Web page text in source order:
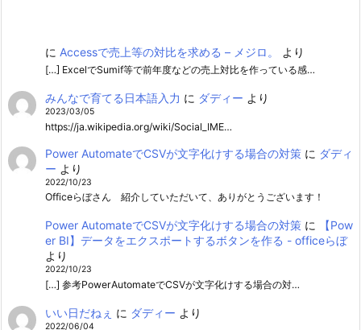
に Accessで売上等の対比を求める – メジロ。 より
[…] ExcelでSumif等で前年度などの売上対比を作っている感…
みんなで育てる日本語入力 に ダディー より
2023/03/05
https://ja.wikipedia.org/wiki/Social_IME…
Power AutomateでCSVが文字化けする場合の対策に ダディ
ー より
2022/10/23
Officeらぼさん 紹介していただいて、ありがとうございます！
Power AutomateでCSVが文字化けする場合の対策に
【Pow
er BI】データをエクスポートするボタンを作る - officeらぼ
より
2022/10/23
[…] 参考PowerAutomateでCSVが文字化けする場合の対…
いい日だねぇ に ダディー より
2022/06/04